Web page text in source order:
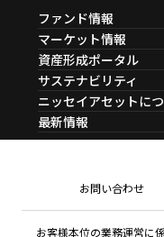
ファンド情報
ファンド情報TOP
基準価額一覧
ファンド検索
ファンド比較
決算カレンダー
海外休日カレンダー
投資信託新商品のご
ちょこっと3分！ファ
有価証券届出書の効
こだわりのインデ
なしシリーズ
確定拠出年金について
マーケット情報
マーケット情報TOP
マーケット指数
マーケットレポート
コラム
ファンドレポート
資産形成ポータル
資産形成ポータルTOP
資産形成サービス
Nダイレクト
資産形成サポート
NAMシティ
お問い合わせ
サステナビリティ
サステナビリティTOP
サステナビリティ経営
サステナブル投資
ニッセイアセットに
ニッセイアセットにつ
会社情報
方針・その他開示情報
公式キャラクターの
最新情報
マーケットニュース
メディアお問い合わせ
お客様本位の業務運営に